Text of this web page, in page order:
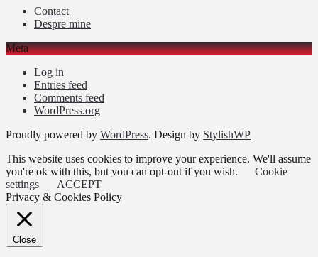
Contact
Despre mine
Meta
Log in
Entries feed
Comments feed
WordPress.org
Proudly powered by WordPress. Design by StylishWP
This website uses cookies to improve your experience. We'll assume
you're ok with this, but you can opt-out if you wish.
Cookie
settings
ACCEPT
Privacy & Cookies Policy
Close